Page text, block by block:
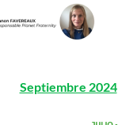
Septiembre 2024